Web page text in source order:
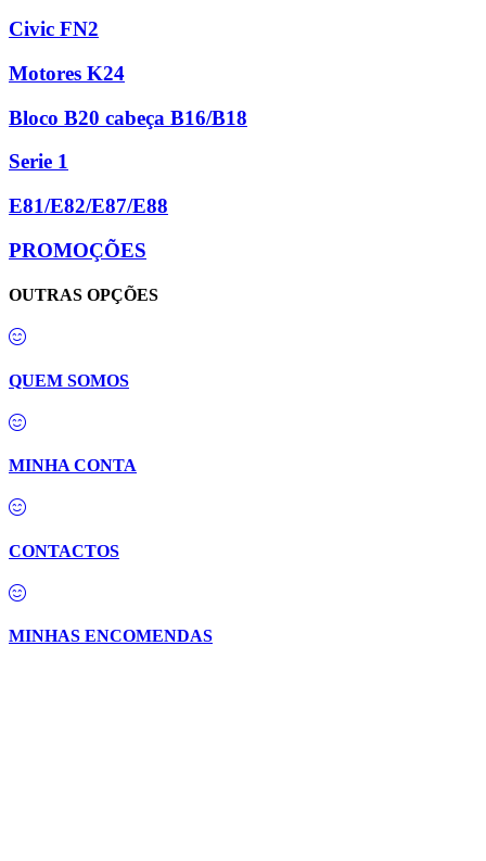
Civic FN2
Motores K24
Bloco B20 cabeça B16/B18
Serie 1
E81/E82/E87/E88
PROMOÇÕES
OUTRAS OPÇÕES
QUEM SOMOS
MINHA CONTA
CONTACTOS
MINHAS ENCOMENDAS